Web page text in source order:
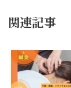
関連記事